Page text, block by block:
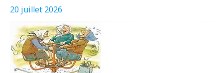
20 juillet 2026